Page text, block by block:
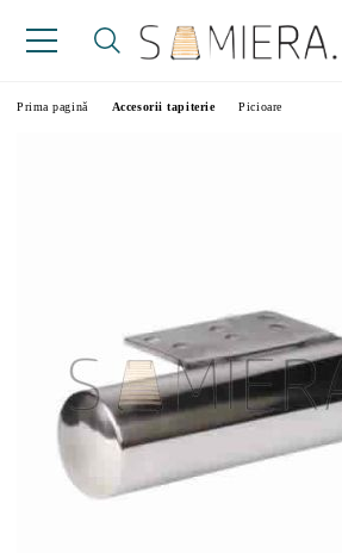
Prima pagină Accesorii tapiterie Picioare